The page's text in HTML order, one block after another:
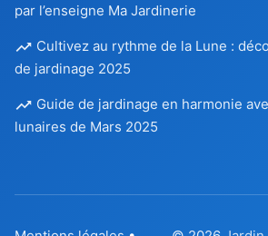
par l’enseigne Ma Jardinerie
Cultivez au rythme de la Lune :
de jardinage 2025
Guide de jardinage en harmonie
lunaires de Mars 2025